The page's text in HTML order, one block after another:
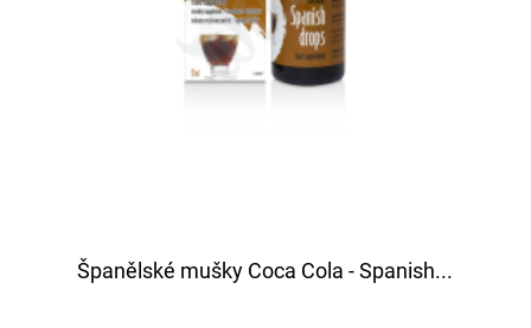
Španělské mušky Coca Cola - Spanish...